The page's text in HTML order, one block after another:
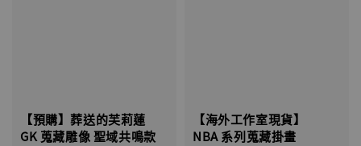
【預購】葬送的芙莉蓮
GK 蒐藏雕像 聖域共鳴款
【海外工作室現貨】
NBA 系列蒐藏掛畫